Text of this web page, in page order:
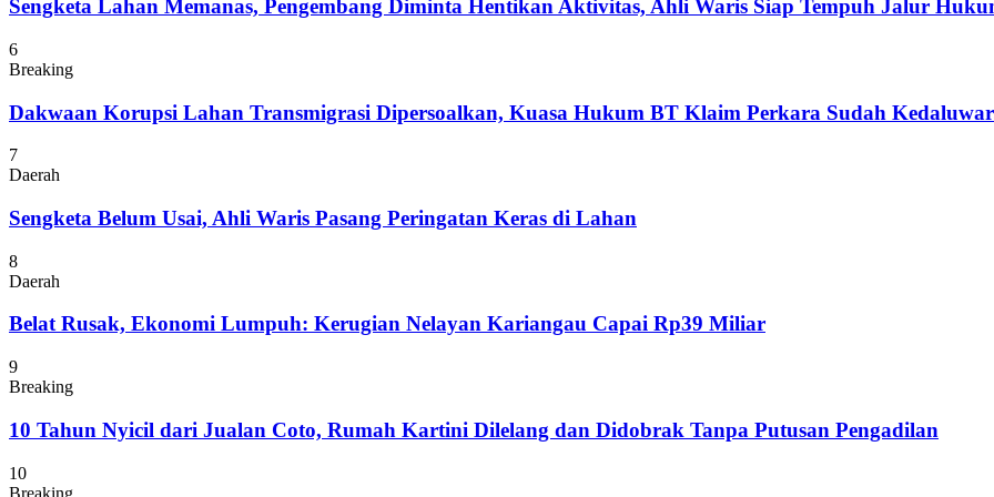
Sengketa Lahan Memanas, Pengembang Diminta Hentikan Aktivitas, Ahli Waris Siap Tempuh Jalur
6
Breaking
Dakwaan Korupsi Lahan Transmigrasi Dipersoalkan, Kuasa Hukum BT Klaim Perkara Sudah
7
Daerah
Sengketa Belum Usai, Ahli Waris Pasang Peringatan Keras di Lahan
8
Daerah
Belat Rusak, Ekonomi Lumpuh: Kerugian Nelayan Kariangau Capai Rp39 Miliar
9
Breaking
10 Tahun Nyicil dari Jualan Coto, Rumah Kartini Dilelang dan Didobrak Tanpa Putusan Pengadilan
10
Breaking